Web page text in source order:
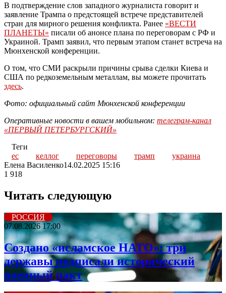
В подтверждение слов западного журналиста говорит и
заявление Трампа о предстоящей встрече представителей
стран для мирного решения конфликта. Ранее «ВЕСТИ
ПЛАНЕТЫ» писали об анонсе плана по переговорам с РФ и
Украиной. Трамп заявил, что первым этапом станет встреча на
Мюнхенской конференции.
О том, что СМИ раскрыли причины срыва сделки Киева и
США по редкоземельным металлам, вы можете прочитать
здесь.
Фото: официальный сайт Мюнхенской конференции
Оперативные новости в вашем мобильном: телеграм-канал
«ПЕРВЫЙ ПЕТЕРБУРГСКИЙ»
Теги
ес
келлог переговоры трамп
украина
Елена Василенко14.02.2025 15:16
1 918
Читать следующую
РОССИЯ
07.08.2026 17:00
Создано «исламское НАТО»: три
державы подписали исторический
военный пакт